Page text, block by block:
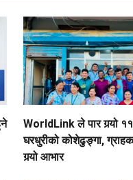
WorldLink ले पार गर्‍यो
घरधुरीको कोशेढुङ्गा,
गर्‍यो आभार